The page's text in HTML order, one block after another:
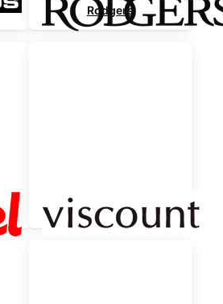
Rodgers
Viscount